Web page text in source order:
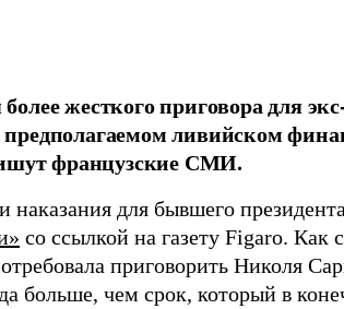
жесткого приговора для
ливийском
французские СМИ.
наказания для бывшего
со ссылкой на газету Figaro. Как
приговорить Николя
больше, чем срок, который в